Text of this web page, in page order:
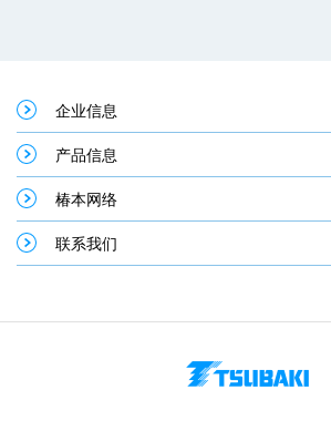
企业信息
产品信息
椿本网络
联系我们